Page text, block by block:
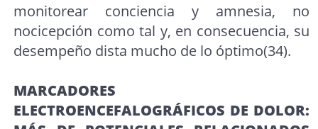
monitorear conciencia y amnesia, no
nocicepción como tal y, en consecuencia, su
desempeño dista mucho de lo óptimo(34).
MARCADORES
ELECTROENCEFALOGRÁFICOS DE DOLOR: